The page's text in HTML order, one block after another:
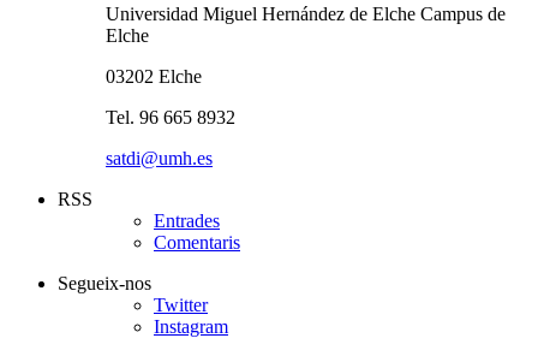
Universidad Miguel Hernández de Elche Campus de
Elche
03202 Elche
Tel. 96 665 8932
satdi@umh.es
RSS
Entrades
Comentaris
Segueix-nos
Twitter
Instagram